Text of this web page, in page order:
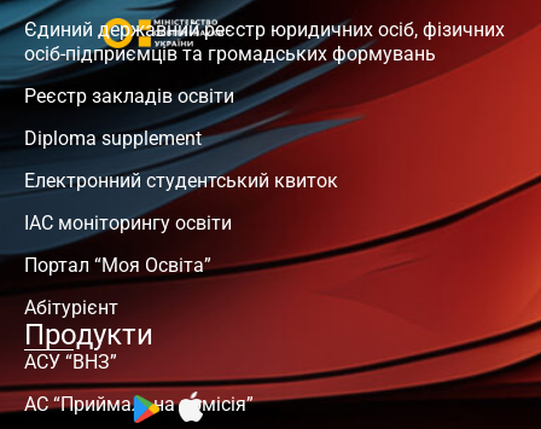
Єдиний державний реєстр юридичних осіб, фізичних
осіб-підприємців та громадських формувань
Реєстр закладів освіти
Diploma supplement
Електронний студентський квиток
ІАС моніторингу освіти
Портал “Моя Освіта”
Абітурієнт
Продукти
АСУ “ВНЗ”
АС “Приймальна комісія”